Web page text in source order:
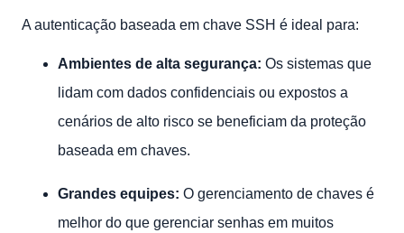
A autenticação baseada em chave SSH é ideal para:
Ambientes de alta segurança: Os sistemas que
lidam com dados confidenciais ou expostos a
cenários de alto risco se beneficiam da proteção
baseada em chaves.
Grandes equipes: O gerenciamento de chaves é
melhor do que gerenciar senhas em muitos